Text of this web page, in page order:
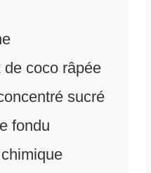
de coco râpée
sucré
fondu